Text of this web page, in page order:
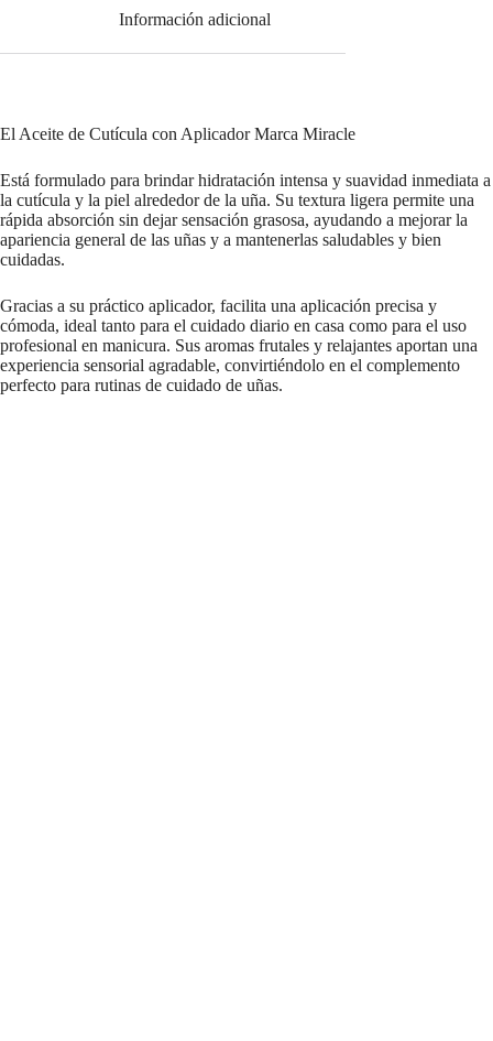
Información adicional
El Aceite de Cutícula con Aplicador Marca Miracle
Está formulado para brindar hidratación intensa y suavidad inmediata a
la cutícula y la piel alrededor de la uña. Su textura ligera permite una
rápida absorción sin dejar sensación grasosa, ayudando a mejorar la
apariencia general de las uñas y a mantenerlas saludables y bien
cuidadas.
Gracias a su práctico aplicador, facilita una aplicación precisa y
cómoda, ideal tanto para el cuidado diario en casa como para el uso
profesional en manicura. Sus aromas frutales y relajantes aportan una
experiencia sensorial agradable, convirtiéndolo en el complemento
perfecto para rutinas de cuidado de uñas.